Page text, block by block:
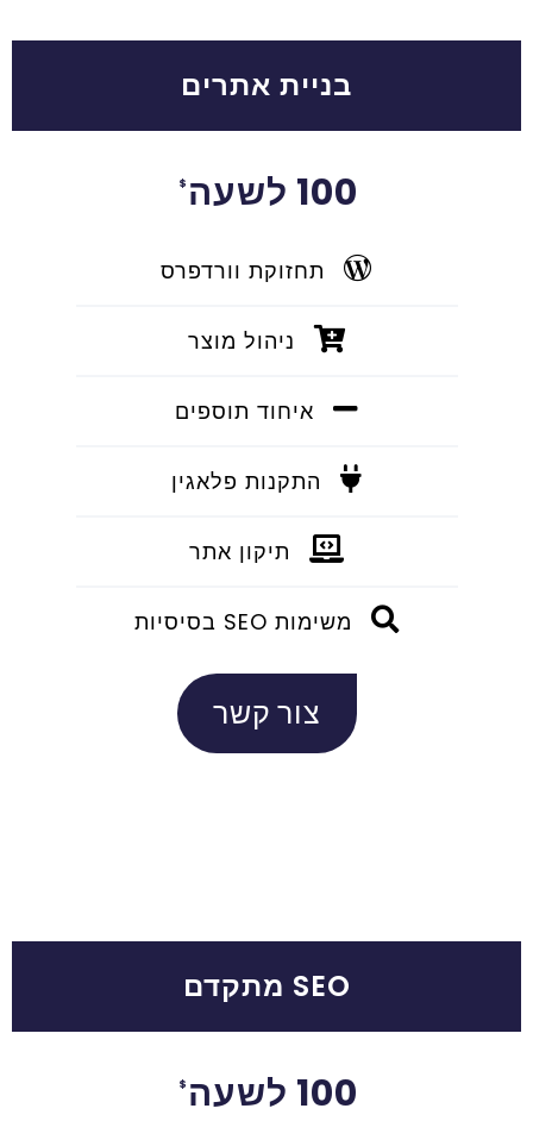
בניית אתרים
$ 100 לשעה
תחזוקת וורדפרס
ניהול מוצר
איחוד תוספים
התקנות פלאגין
תיקון אתר
משימות SEO בסיסיות
צור קשר
SEO מתקדם
$ 100 לשעה